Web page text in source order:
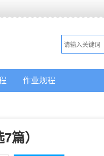
作业规程
篇）